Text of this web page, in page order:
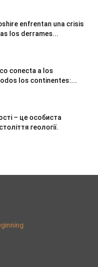
enfrentan una crisis
los derrames...
conecta a los
los continentes:...
– це особиста
геології.